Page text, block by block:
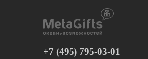
+7 (495) 795-03-01